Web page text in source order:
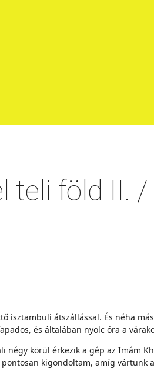
teli föld II.
átszállással. És néha
és általában nyolc óra a
négy körül érkezik a gép az Imám
kigondoltam, amíg